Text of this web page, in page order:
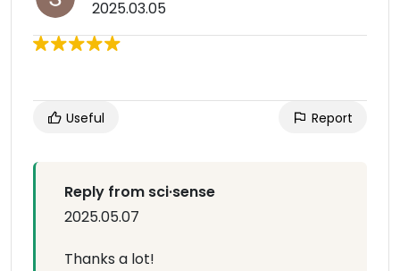
2025.03.05
Useful Report
Reply from sci·sense
2025.05.07
Thanks a lot!